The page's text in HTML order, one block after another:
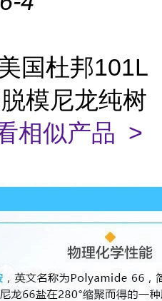
国杜邦101L
模尼龙纯树
相似产品 >